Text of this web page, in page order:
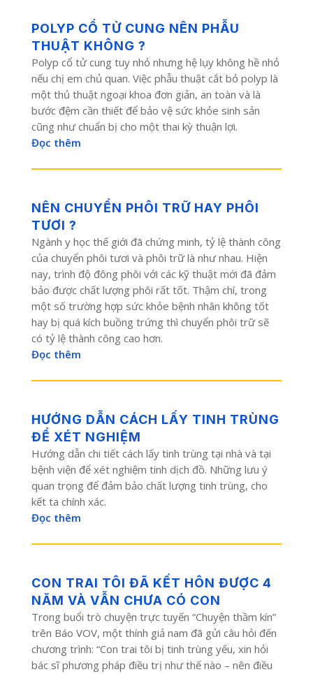
POLYP CỔ TỬ CUNG NÊN PHẪU
THUẬT KHÔNG ?
Polyp cổ tử cung tuy nhỏ nhưng hệ lụy không hề nhỏ
nếu chị em chủ quan. Việc phẫu thuật cắt bỏ polyp là
một thủ thuật ngoại khoa đơn giản, an toàn và là
bước đệm cần thiết để bảo vệ sức khỏe sinh sản
cũng như chuẩn bị cho một thai kỳ thuận lợi.
Đọc thêm
NÊN CHUYỂN PHÔI TRỮ HAY PHÔI
TƯƠI ?
Ngành y học thế giới đã chứng minh, tỷ lệ thành công
của chuyển phôi tươi và phôi trữ là như nhau. Hiện
nay, trình độ đông phôi với các kỹ thuật mới đã đảm
bảo được chất lượng phôi rất tốt. Thậm chí, trong
một số trường hợp sức khỏe bệnh nhân không tốt
hay bị quá kích buồng trứng thì chuyển phôi trữ sẽ
có tỷ lệ thành công cao hơn.
Đọc thêm
HƯỚNG DẪN CÁCH LẤY TINH TRÙNG
ĐỂ XÉT NGHIỆM
Hướng dẫn chi tiết cách lấy tinh trùng tại nhà và tại
bệnh viện để xét nghiệm tinh dịch đồ. Những lưu ý
quan trọng để đảm bảo chất lượng tinh trùng, cho
kết ta chính xác.
Đọc thêm
CON TRAI TÔI ĐÃ KẾT HÔN ĐƯỢC 4
NĂM VÀ VẪN CHƯA CÓ CON
Trong buổi trò chuyện trực tuyến “Chuyện thầm kín”
trên Báo VOV, một thính giả nam đã gửi câu hỏi đến
chương trình: “Con trai tôi bị tinh trùng yếu, xin hỏi
bác sĩ phương pháp điều trị như thế nào – nên điều